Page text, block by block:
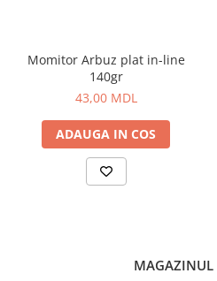
Accesorii conexe pescuit
Instrumente
Ochelari
Barci, sonare
Accesorii pentru barci
Momitor Arbuz plat in-line
140gr
43,00 MDL
ADAUGA IN COS
MAGAZINUL